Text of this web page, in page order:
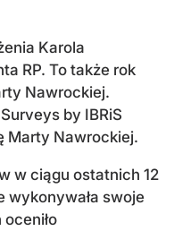
Karola
RP. To także rok
Nawrockiej.
by IBRiS
Marty Nawrockiej.
w ciągu ostatnich 12
wykonywała swoje